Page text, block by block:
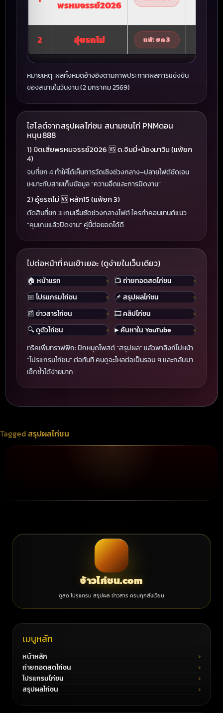
พรหมจรรย์2026
2 อุ๋ยรถไม่ แพ้: ยก 3
หมายเหตุ: ผลทั้งหมดอ้างอิงตามภาพประกาศผลการแข่งขัน
ของสนามในวันงาน (2 มกราคม 2569)
ไฮไลต์จากสรุปผลไก่ชน สนามชนไก่ PNMดอน
หนุน888
1) บิดเสี่ยพรหมจรรย์2026 🆚 ด.จิมมี่+น้องมาวิน (แพ้ยก
4)
จบที่ยก 4 ทำให้ได้เห็นการวัดเชิงช่วงกลาง–ปลายไฟต์ชัดเจน
เหมาะกับสายเก็บข้อมูล “ความอึดและการปิดงาน”
2) อุ๋ยรถไม่ 🆚 หลัก15 (แพ้ยก 3)
ตัดสินที่ยก 3 เกมเริ่มชัดช่วงกลางไฟต์ ใครทำคอนเทนต์แนว
“คุมเกมแล้วปิดงาน” คู่นี้ต่อยอดได้ดี
ไปต่อหน้าที่คนเข้าเยอะ (ดูง่ายในเว็บเดียว)
🏠 หน้าแรก
📺 ถ่ายทอดสดไก่ชน
📅 โปรแกรมไก่ชน
📌 สรุปผลไก่ชน
📰 ข่าวสารไก่ชน
🎞 คลิปไก่ชน
🔍 ดูตัวไก่ชน
▶️ ค้นหาใน YouTube
ทริคเพิ่มทราฟฟิก: ปักหมุดโพสต์ “สรุปผล” แล้วพาลิงก์ไปหน้า
“โปรแกรมไก่ชน” ต่อทันที คนดูจะไหลต่อเป็นรอบ ๆ และกลับมา
เช็กซ้ำได้ง่ายมาก
Taggedสรุปผลไก่ชน
จ้าวไก่ชน.com
ดูสด โปรแกรม สรุปผล ข่าวสาร ครบทุกสังเวียน
เมนูหลัก
หน้าหลัก
ถ่ายทอดสดไก่ชน
โปรแกรมไก่ชน
สรุปผลไก่ชน